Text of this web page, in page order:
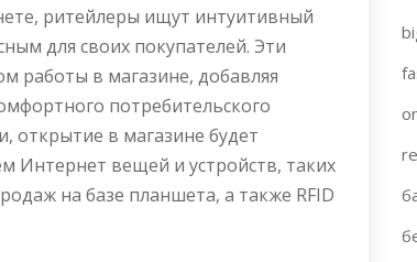
ритейлеры ищут интуитивный
для своих покупателей. Эти
работы в магазине, добавляя
потребительского
открытие в магазине будет
Интернет вещей и устройств, таких
на базе планшета, а также RFID